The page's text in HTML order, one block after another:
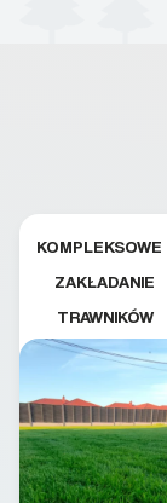
KOMPLEKSOWE
ZAKŁADANIE
TRAWNIKÓW